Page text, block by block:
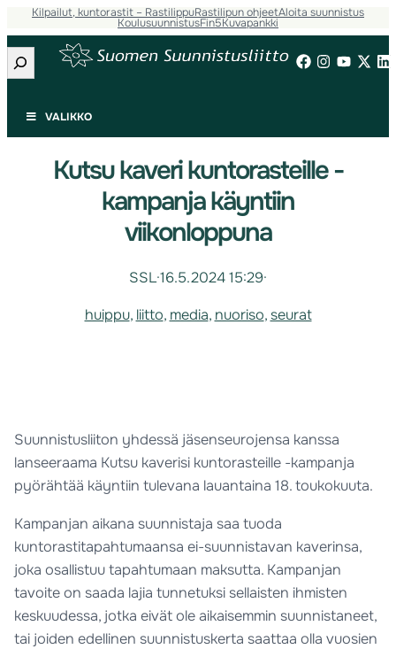
Kilpailut, kuntorastit – RastilippuRastilipun ohjeetAloita suunnistus
KoulusuunnistusFin5Kuvapankki
Etsi
VALIKKO
Kutsu kaveri kuntorasteille -
kampanja käyntiin
viikonloppuna
SSL·16.5.2024 15:29·
huippu, liitto, media, nuoriso, seurat
Suunnistusliiton yhdessä jäsenseurojensa kanssa
lanseeraama Kutsu kaverisi kuntorasteille -kampanja
pyörähtää käyntiin tulevana lauantaina 18. toukokuuta.
Kampanjan aikana suunnistaja saa tuoda
kuntorastitapahtumaansa ei-suunnistavan kaverinsa,
joka osallistuu tapahtumaan maksutta. Kampanjan
tavoite on saada lajia tunnetuksi sellaisten ihmisten
keskuudessa, jotka eivät ole aikaisemmin suunnistaneet,
tai joiden edellinen suunnistuskerta saattaa olla vuosien